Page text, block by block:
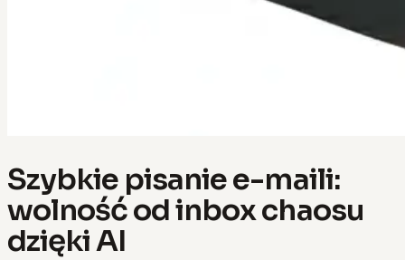
Szybkie pisanie e-maili:
wolność od inbox chaosu
dzięki AI